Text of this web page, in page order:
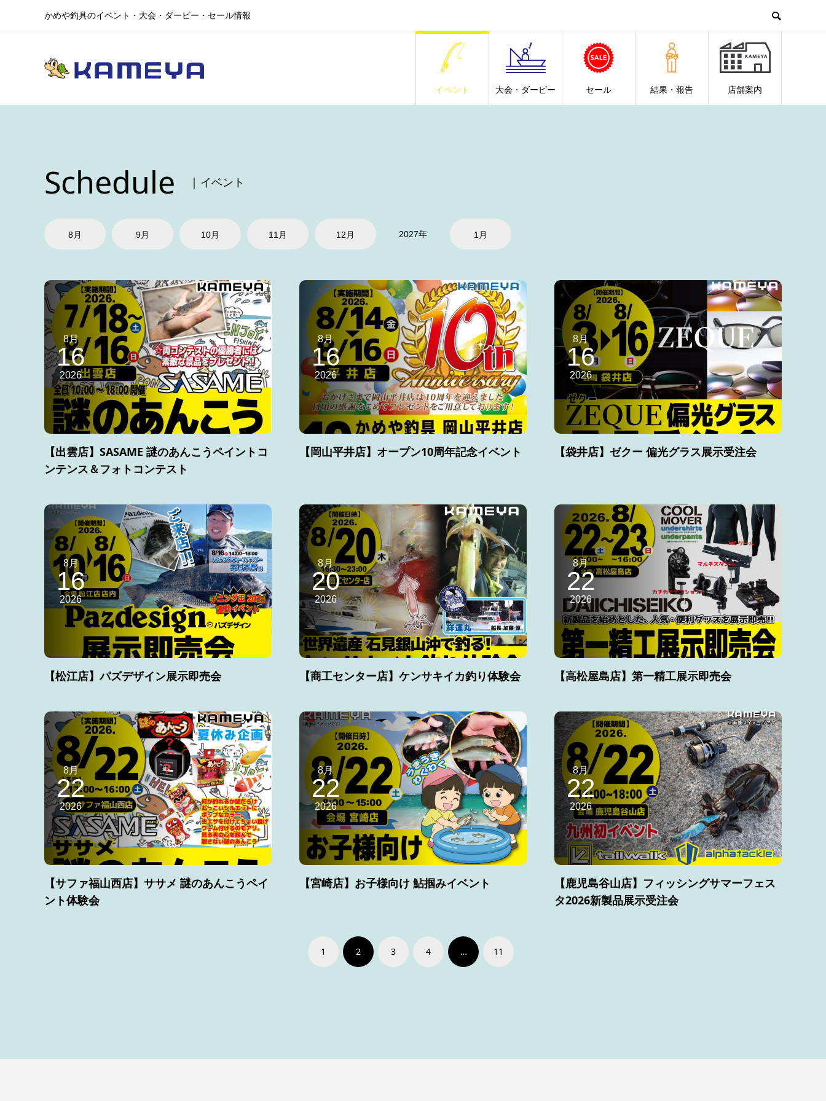
かめや釣具のイベント・大会・ダービー・セール情報
イベント 大会・ダービー セール 結果・報告 店舗案内
Schedule | イベント
8月 9月 10月 11月 12月 2027年 1月
8月
16
2026
【出雲店】SASAME 謎のあんこうペイントコ
ンテンス＆フォトコンテスト
8月
16
2026
【岡山平井店】オープン10周年記念イベント
8月
16
2026
【袋井店】ゼクー 偏光グラス展示受注会
8月
16
2026
【松江店】パズデザイン展示即売会
8月
20
2026
【商工センター店】ケンサキイカ釣り体験会
8月
22
2026
【高松屋島店】第一精工展示即売会
8月
22
2026
【サファ福山西店】ササメ 謎のあんこうペイ
ント体験会
8月
22
2026
【宮崎店】お子様向け 鮎掴みイベント
8月
22
2026
【鹿児島谷山店】フィッシングサマーフェス
タ2026新製品展示受注会
1 2 3 4 … 11